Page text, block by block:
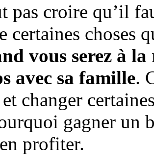
pas croire qu’il
certaines choses
vous serez à
avec sa famille.
changer
gagner un
profiter.